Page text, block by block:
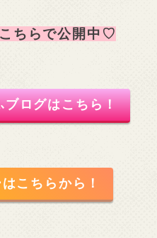
ちらで公開中♡
ブログはこちら！
こちらから！